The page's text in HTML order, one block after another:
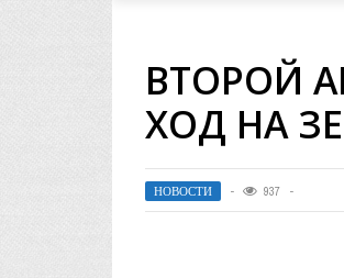
ВТОРОЙ
ХОД НА
НОВОСТИ 937